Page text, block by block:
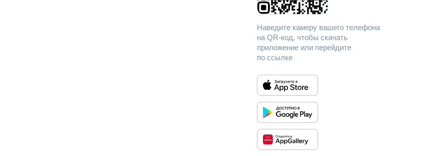
Наведите камеру вашего телефона
на QR-код, чтобы скачать
приложение или перейдите
по ссылке